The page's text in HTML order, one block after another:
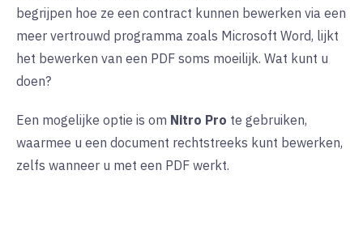
begrijpen hoe ze een contract kunnen bewerken via een
meer vertrouwd programma zoals Microsoft Word, lijkt
het bewerken van een PDF soms moeilijk. Wat kunt u
doen?
Een mogelijke optie is om Nitro Pro te gebruiken,
waarmee u een document rechtstreeks kunt bewerken,
zelfs wanneer u met een PDF werkt.